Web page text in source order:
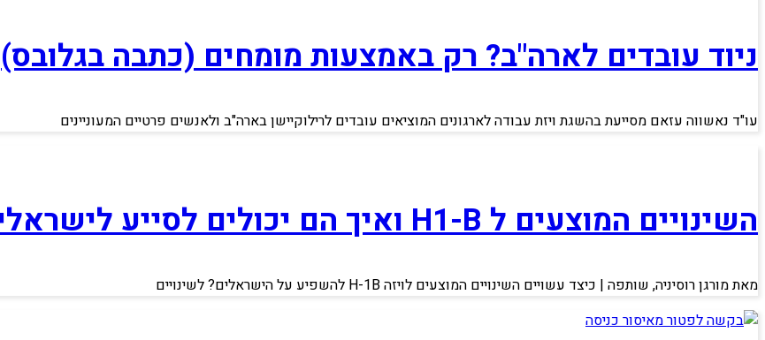
ניוד עובדים לארה"ב? רק באמצעות מומחים (כתבה בגלובס)
עו"ד נאשווה עזאם מסייעת בהשגת ויזת עבודה לארגונים המוציאים עובדים לרילוקיישן בארה"ב ולאנשים פרטיים המעוניינים
השינויים המוצעים ל H1-B ואיך הם יכולים לסייע לישראלים לקבל את הויזה לארה"ב
מאת מורגן רוסיניה, שותפה | כיצד עשויים השינויים המוצעים לויזה H-1B להשפיע על הישראלים? לשינויים